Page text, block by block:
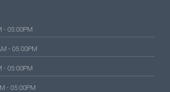
- 05:00PM
- 05:00PM
- 05:00PM
- 05:00PM